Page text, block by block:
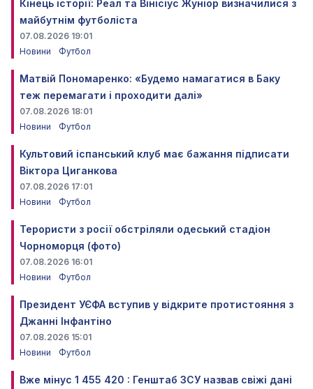
Кінець історії: Реал та Вінісіус Жуніор визначилися з
майбутнім футболіста
07.08.2026 19:01
Новини
Футбол
Матвій Пономаренко: «Будемо намагатися в Баку
теж перемагати і проходити далі»
07.08.2026 18:01
Новини
Футбол
Культовий іспанський клуб має бажання підписати
Віктора Циганкова
07.08.2026 17:01
Новини
Футбол
Терористи з росії обстріляли одеський стадіон
Чорноморця (фото)
07.08.2026 16:01
Новини
Футбол
Президент УЄФА вступив у відкрите протистояння з
Джанні Інфантіно
07.08.2026 15:01
Новини
Футбол
Вже мінус 1 455 420 : Генштаб ЗСУ назвав свіжі дані